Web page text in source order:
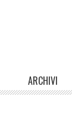
ARCHIVI